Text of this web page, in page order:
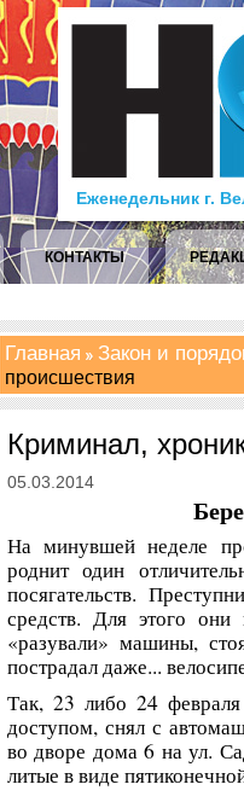
Еженедельник г.
КОНТАКТЫ
Главная Закон и
происшествия
Криминал,
05.03.2014
На минувшей неделе
роднит один
посягательств.
средств. Для этого
«разували» машины,
пострадал даже...
Так, 23 либо 24
доступом, снял с
во дворе дома 6 на ул.
литые в виде